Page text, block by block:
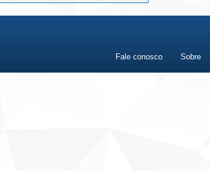
Fale conosco Sobre